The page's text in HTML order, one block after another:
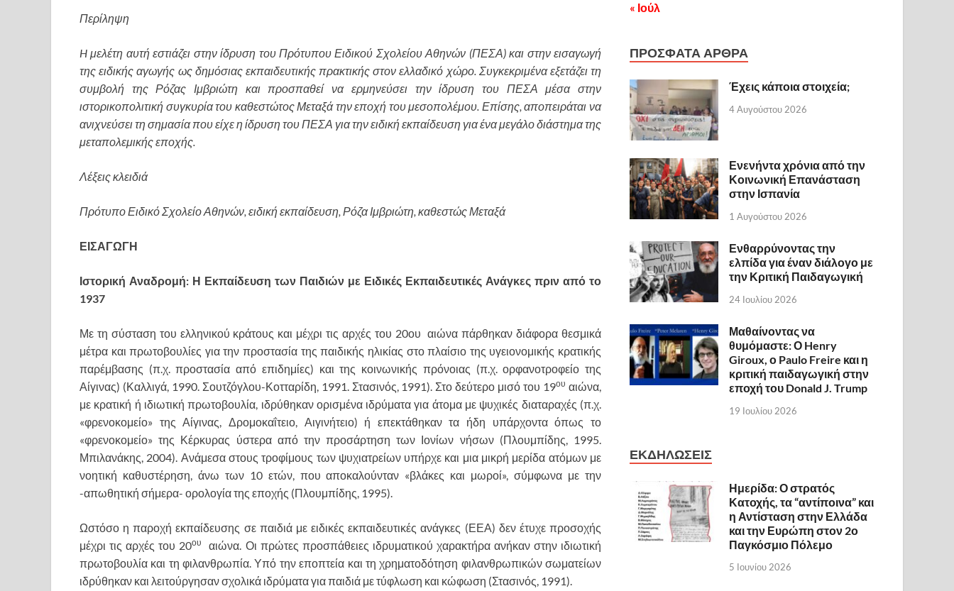
Περίληψη
H μελέτη αυτή εστιάζει στην ίδρυση του Πρότυπου Ειδικού Σχολείου Αθηνών (ΠΕΣΑ) και στην εισαγωγή
της ειδικής αγωγής ως δημόσιας εκπαιδευτικής πρακτικής στον ελλαδικό χώρο. Συγκεκριμένα εξετάζει τη
συμβολή της Ρόζας Ιμβριώτη και προσπαθεί να ερμηνεύσει την ίδρυση του ΠΕΣΑ μέσα στην
ιστορικοπολιτική συγκυρία του καθεστώτος Μεταξά την εποχή του μεσοπολέμου. Επίσης, αποπειράται να
ανιχνεύσει τη σημασία που είχε η ίδρυση του ΠΕΣΑ για την ειδική εκπαίδευση για ένα μεγάλο διάστημα της
μεταπολεμικής εποχής.
Λέξεις κλειδιά
Πρότυπο Ειδικό Σχολείο Αθηνών, ειδική εκπαίδευση, Ρόζα Ιμβριώτη, καθεστώς Μεταξά
ΕΙΣΑΓΩΓΗ
Ιστορική Αναδρομή: Η Εκπαίδευση των Παιδιών με Ειδικές Εκπαιδευτικές Ανάγκες πριν από το
1937
Με τη σύσταση του ελληνικού κράτους και μέχρι τις αρχές του 20ου αιώνα πάρθηκαν διάφορα θεσμικά
μέτρα και πρωτοβουλίες για την προστασία της παιδικής ηλικίας στο πλαίσιο της υγειονομικής κρατικής
παρέμβασης (π.χ. προστασία από επιδημίες) και της κοινωνικής πρόνοιας (π.χ. ορφανοτροφείο της
Αίγινας) (Καλλιγά, 1990. Σουτζόγλου-Κοτταρίδη, 1991. Στασινός, 1991). Στο δεύτερο μισό του 19ου αιώνα,
με κρατική ή ιδιωτική πρωτοβουλία, ιδρύθηκαν ορισμένα ιδρύματα για άτομα με ψυχικές διαταραχές (π.χ.
«φρενοκομείο» της Αίγινας, Δρομοκαΐτειο, Αιγινήτειο) ή επεκτάθηκαν τα ήδη υπάρχοντα όπως το
«φρενοκομείο» της Κέρκυρας ύστερα από την προσάρτηση των Ιονίων νήσων (Πλουμπίδης, 1995.
Μπιλανάκης, 2004). Ανάμεσα στους τροφίμους των ψυχιατρείων υπήρχε και μια μικρή μερίδα ατόμων με
νοητική καθυστέρηση, άνω των 10 ετών, που αποκαλούνταν «βλάκες και μωροί», σύμφωνα με την
-απωθητική σήμερα- ορολογία της εποχής (Πλουμπίδης, 1995).
Ωστόσο η παροχή εκπαίδευσης σε παιδιά με ειδικές εκπαιδευτικές ανάγκες (ΕΕΑ) δεν έτυχε προσοχής
μέχρι τις αρχές του 20ου
αιώνα. Οι πρώτες προσπάθειες ιδρυματικού χαρακτήρα ανήκαν στην ιδιωτική
πρωτοβουλία και τη φιλανθρωπία. Υπό την εποπτεία και τη χρηματοδότηση φιλανθρωπικών σωματείων
ιδρύθηκαν και λειτούργησαν σχολικά ιδρύματα για παιδιά με τύφλωση και κώφωση (Στασινός, 1991).
« Ιούλ
ΠΡΟΣΦΑΤΑ ΑΡΘΡΑ
Έχεις κάποια στοιχεία;
4 Αυγούστου 2026
Ενενήντα χρόνια από την
Κοινωνική Επανάσταση
στην Ισπανία
1 Αυγούστου 2026
Ενθαρρύνοντας την
ελπίδα για έναν διάλογο με
την Κριτική Παιδαγωγική
24 Ιουλίου 2026
Μαθαίνοντας να
θυμόμαστε: Ο Henry
Giroux, ο Paulo Freire και η
κριτική παιδαγωγική στην
εποχή του Donald J. Trump
19 Ιουλίου 2026
ΕΚΔΗΛΩΣΕΙΣ
Ημερίδα: Ο στρατός
Κατοχής, τα “αντίποινα” και
η Αντίσταση στην Ελλάδα
και την Ευρώπη στον 2ο
Παγκόσμιο Πόλεμο
5 Ιουνίου 2026